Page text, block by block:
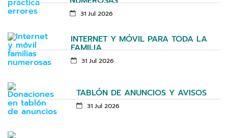
31 Jul 2026
INTERNET Y MÓVIL PARA TODA LA
FAMILIA
31 Jul 2026
TABLÓN DE ANUNCIOS Y AVISOS
31 Jul 2026